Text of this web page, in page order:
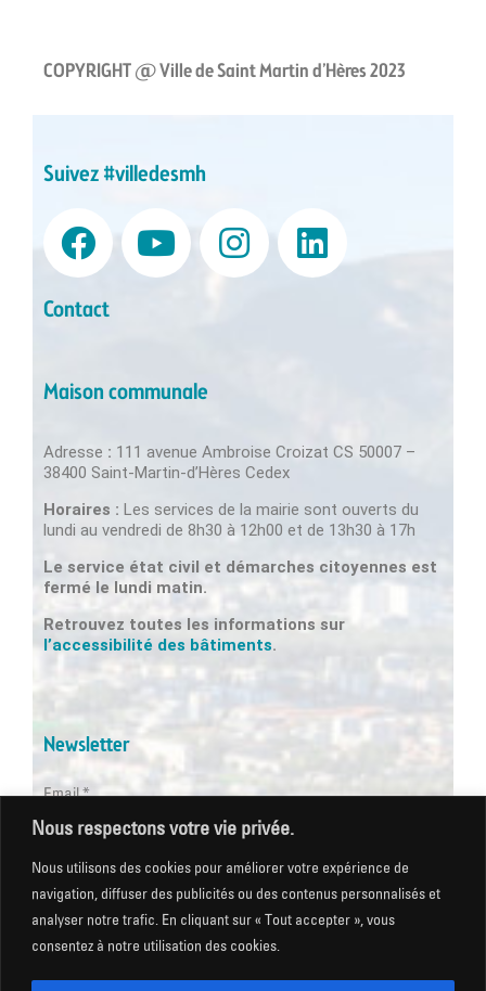
Nous respectons votre vie privée.
Nous utilisons des cookies pour améliorer votre expérience de
navigation, diffuser des publicités ou des contenus personnalisés et
analyser notre trafic. En cliquant sur « Tout accepter », vous
consentez à notre utilisation des cookies.
COPYRIGHT @ Ville de Saint Martin d’Hères 2023
Suivez #villedesmh
Contact
Maison communale
Adresse : 111 avenue Ambroise Croizat CS 50007 –
38400 Saint-Martin-d’Hères Cedex
Horaires : Les services de la mairie sont ouverts du
lundi au vendredi de 8h30 à 12h00 et de 13h30 à 17h
Le service état civil et démarches citoyennes est
fermé le lundi matin.
Retrouvez toutes les informations sur
l’accessibilité des bâtiments.
Newsletter
Email *
Les champs suivis d'une * sont obligatoires